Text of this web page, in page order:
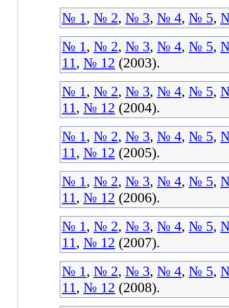
№ 1, № 2, № 3, № 4, № 5,
№ 1, № 2, № 3, № 4, № 5,
11, № 12 (2003).
№ 1, № 2, № 3, № 4, № 5,
11, № 12 (2004).
№ 1, № 2, № 3, № 4, № 5,
11, № 12 (2005).
№ 1, № 2, № 3, № 4, № 5,
11, № 12 (2006).
№ 1, № 2, № 3, № 4, № 5,
11, № 12 (2007).
№ 1, № 2, № 3, № 4, № 5,
11, № 12 (2008).